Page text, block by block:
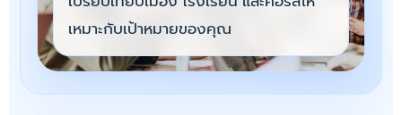
เหมาะกับเป้าหมายของคุณ